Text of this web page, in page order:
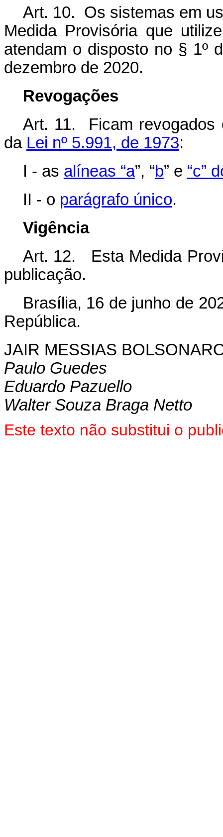
Art. 10. Os sistemas em
Medida Provisória que
atendam o disposto no § 1º
dezembro de 2020.
Revogações
Art. 11. Ficam revogados
da Lei nº 5.991, de 1973:
I - as alíneas “a”, “b” e “c”
II - o parágrafo único.
Vigência
Art. 12. Esta Medida
publicação.
Brasília, 16 de junho de
República.
JAIR MESSIAS
Paulo Guedes
Eduardo Pazuello
Walter Souza Braga Netto
Este texto não substitui o